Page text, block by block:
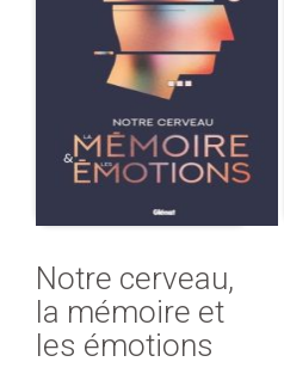
Notre cerveau,
la mémoire et
les émotions